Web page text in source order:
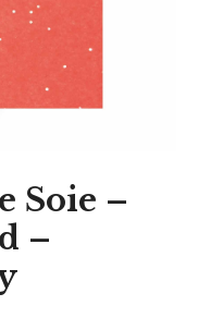
Soie –
–